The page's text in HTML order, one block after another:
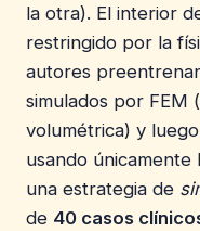
la otra). El interior
restringido por la
autores
simulados por FEM
volumétrica) y
usando
una estrategia de
de 40 casos